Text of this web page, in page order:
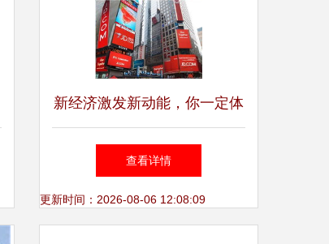
新经济激发新动能，你一定体
会过这些企业带来的服务——
信息技术咨询业的崛起与实践
查看详情
更新时间：2026-08-06 12:08:09